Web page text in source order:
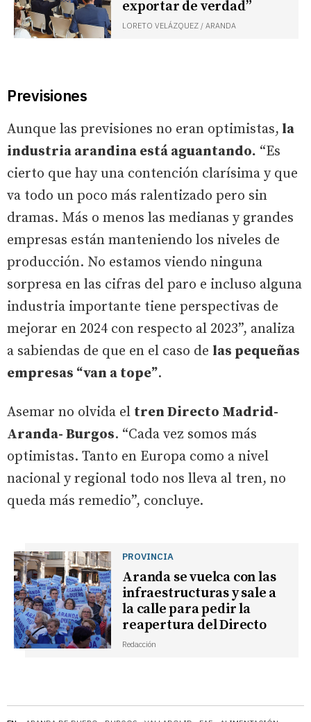
exportar de verdad”
LORETO VELÁZQUEZ / ARANDA
Previsiones
Aunque las previsiones no eran optimistas, la
industria arandina está aguantando. “Es
cierto que hay una contención clarísima y que
va todo un poco más ralentizado pero sin
dramas. Más o menos las medianas y grandes
empresas están manteniendo los niveles de
producción. No estamos viendo ninguna
sorpresa en las cifras del paro e incluso alguna
industria importante tiene perspectivas de
mejorar en 2024 con respecto al 2023”, analiza
a sabiendas de que en el caso de las pequeñas
empresas “van a tope”.
Asemar no olvida el tren Directo Madrid-
Aranda- Burgos. “Cada vez somos más
optimistas. Tanto en Europa como a nivel
nacional y regional todo nos lleva al tren, no
queda más remedio”, concluye.
PROVINCIA
Aranda se vuelca con las
infraestructuras y sale a
la calle para pedir la
reapertura del Directo
Redacción